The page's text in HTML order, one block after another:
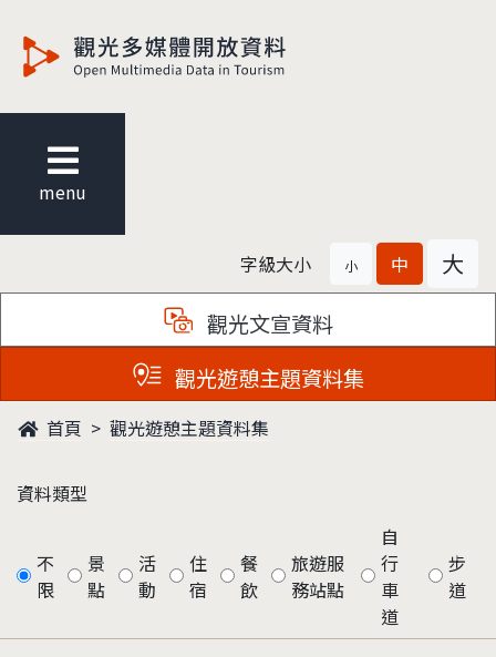
menu
字級大小 小 中 大
觀光文宣資料
觀光遊憩主題資料集
首頁 觀光遊憩主題資料集
資料類型
不
限
景
點
活
動
住
宿
餐
飲
旅遊服
務站點
自
行
車
道
步
道